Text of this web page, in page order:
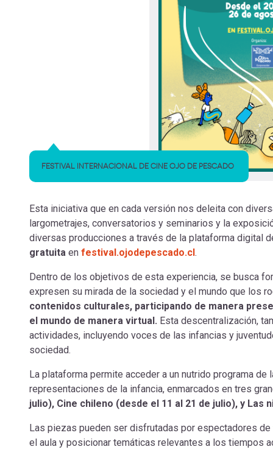
FESTIVAL INTERNACIONAL DE CINE OJO DE PESCADO
Esta iniciativa que en cada versión nos deleita con
largometrajes, conversatorios y seminarios y la
diversas producciones a través de la plataforma digital
gratuita en festival.ojodepescado.cl.
Dentro de los objetivos de esta experiencia, se busca
expresen su mirada de la sociedad y el mundo que los
contenidos culturales, participando de manera
el mundo de manera virtual. Esta descentralización,
actividades, incluyendo voces de las infancias y
sociedad.
La plataforma permite acceder a un nutrido programa
representaciones de la infancia, enmarcados en tres
julio), Cine chileno (desde el 11 al 21 de julio), y Las
Las piezas pueden ser disfrutadas por espectadores
el aula y posicionar temáticas relevantes a los tiempos